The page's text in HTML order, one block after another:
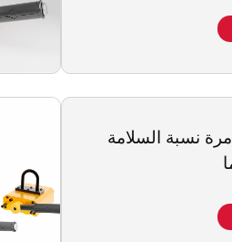
سلسلة 3.5 مرة نسبة السلامة